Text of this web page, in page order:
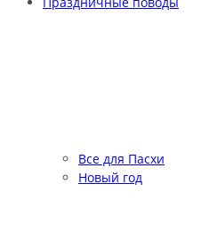
Все для Пасхи
Новый год